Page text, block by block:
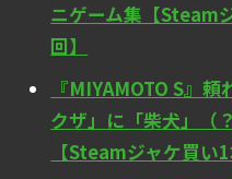
ニゲーム集【Steam
回】
『MIYAMOTO S』
クザ」に「柴犬」（
【Steamジャケ買い